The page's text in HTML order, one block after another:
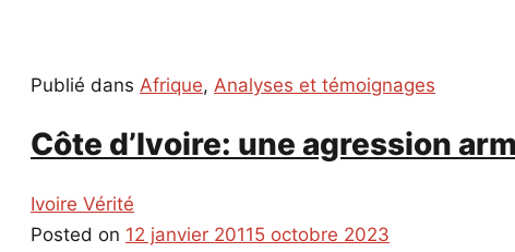
Publié dans Afrique, Analyses et témoignages
Côte d’Ivoire: une agression
Ivoire Vérité
Posted on 12 janvier 20115 octobre 2023